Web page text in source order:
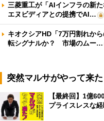
三菱重工が「AIインフラの新
エヌビディアとの提携でAI…
キオクシアHD「7万円割れか
転シグナルか？ 市場のムー…
突然マルサがやって来た
【最終回】1億
プライスレスな